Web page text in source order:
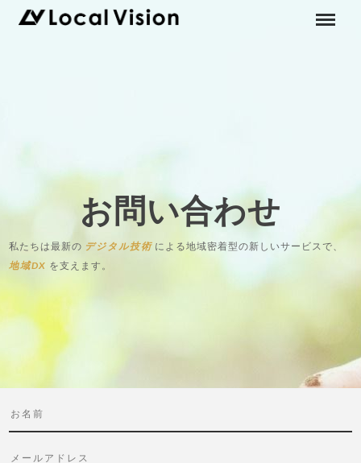
お問い合わせ
私たちは最新の デジタル技術 による地域密着型の新しいサービスで、
地域DX を支えます。